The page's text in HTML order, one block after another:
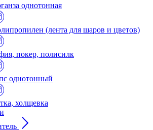
однотонная
(лента для шаров и цветов)
покер, полисилк
однотонный
холщевка